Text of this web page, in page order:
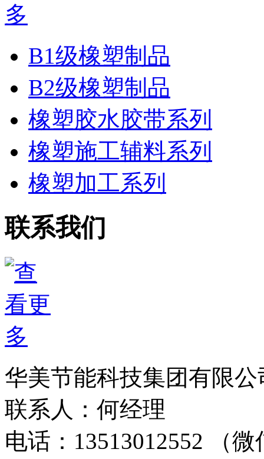
B1级橡塑制品
B2级橡塑制品
橡塑胶水胶带系列
橡塑施工辅料系列
橡塑加工系列
联系我们
华美节能科技集团有限公
联系人：何经理
电话：13513012552 （